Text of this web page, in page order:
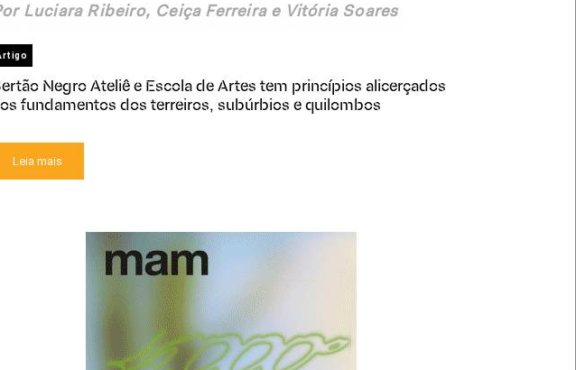
Luciara Ribeiro, Ceiça Ferreira e Vitória Soares
Negro Ateliê e Escola de Artes tem princípios alicerçados
fundamentos dos terreiros, subúrbios e quilombos
Leia mais